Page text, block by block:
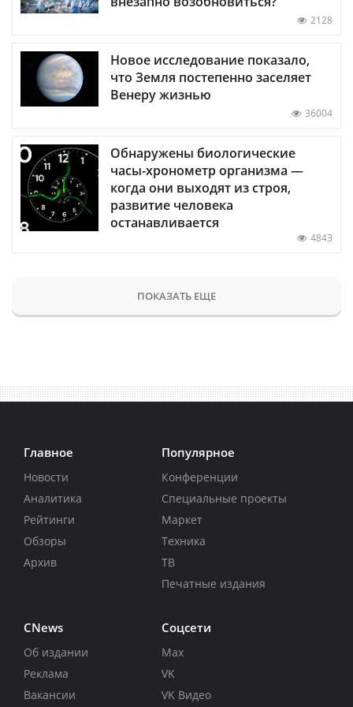
2128
Новое исследование показало,
что Земля постепенно заселяет
Венеру жизнью
36004
Обнаружены биологические
часы-хронометр организма —
когда они выходят из строя,
развитие человека
останавливается
4843
ПОКАЗАТЬ ЕЩЕ
Главное
Новости
Аналитика
Рейтинги
Обзоры
Архив
Популярное
Конференции
Специальные проекты
Маркет
Техника
ТВ
Печатные издания
CNews
Об издании
Реклама
Вакансии
Соцсети
Max
VK
VK Видео